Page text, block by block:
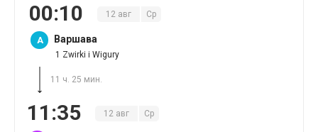
00:10 12 авг Ср
A Варшава
1 Zwirki i Wigury
11 ч. 25 мин.
11 :35 12 авг Ср